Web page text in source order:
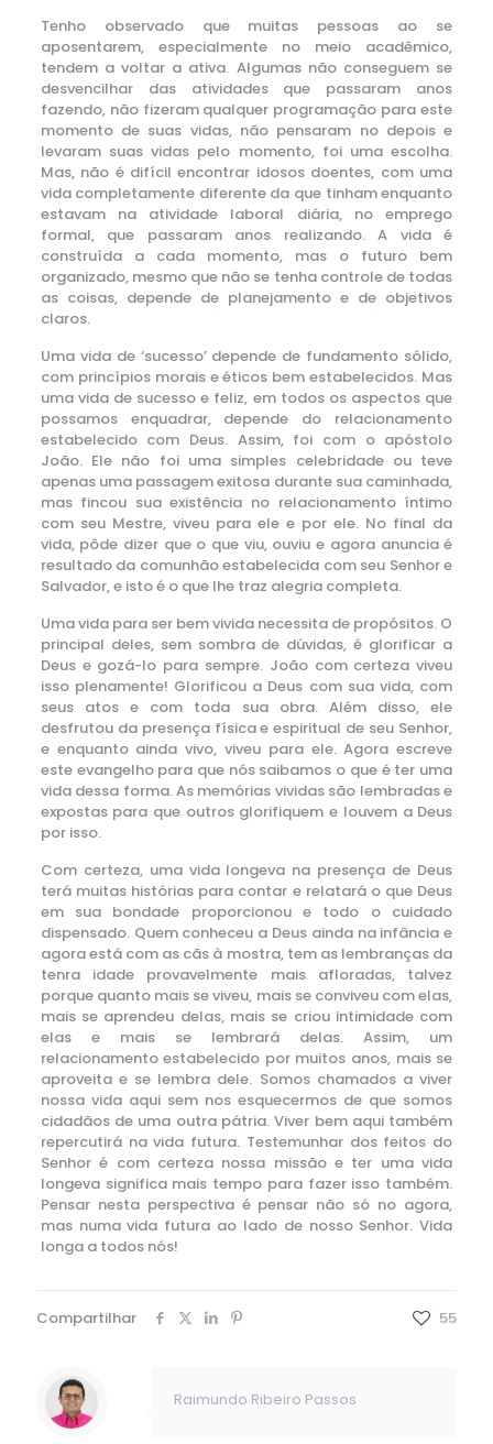
Tenho observado que muitas pessoas ao se
aposentarem, especialmente no meio acadêmico,
tendem a voltar a ativa. Algumas não conseguem se
desvencilhar das atividades que passaram anos
fazendo, não fizeram qualquer programação para este
momento de suas vidas, não pensaram no depois e
levaram suas vidas pelo momento, foi uma escolha.
Mas, não é difícil encontrar idosos doentes, com uma
vida completamente diferente da que tinham enquanto
estavam na atividade laboral diária, no emprego
formal, que passaram anos realizando. A vida é
construída a cada momento, mas o futuro bem
organizado, mesmo que não se tenha controle de todas
as coisas, depende de planejamento e de objetivos
claros.
Uma vida de ‘sucesso’ depende de fundamento sólido,
com princípios morais e éticos bem estabelecidos. Mas
uma vida de sucesso e feliz, em todos os aspectos que
possamos enquadrar, depende do relacionamento
estabelecido com Deus. Assim, foi com o apóstolo
João. Ele não foi uma simples celebridade ou teve
apenas uma passagem exitosa durante sua caminhada,
mas fincou sua existência no relacionamento íntimo
com seu Mestre, viveu para ele e por ele. No final da
vida, pôde dizer que o que viu, ouviu e agora anuncia é
resultado da comunhão estabelecida com seu Senhor e
Salvador, e isto é o que lhe traz alegria completa.
Uma vida para ser bem vivida necessita de propósitos. O
principal deles, sem sombra de dúvidas, é glorificar a
Deus e gozá-lo para sempre. João com certeza viveu
isso plenamente! Glorificou a Deus com sua vida, com
seus atos e com toda sua obra. Além disso, ele
desfrutou da presença física e espiritual de seu Senhor,
e enquanto ainda vivo, viveu para ele. Agora escreve
este evangelho para que nós saibamos o que é ter uma
vida dessa forma. As memórias vividas são lembradas e
expostas para que outros glorifiquem e louvem a Deus
por isso.
Com certeza, uma vida longeva na presença de Deus
terá muitas histórias para contar e relatará o que Deus
em sua bondade proporcionou e todo o cuidado
dispensado. Quem conheceu a Deus ainda na infância e
agora está com as cãs à mostra, tem as lembranças da
tenra idade provavelmente mais afloradas, talvez
porque quanto mais se viveu, mais se conviveu com elas,
mais se aprendeu delas, mais se criou intimidade com
elas e mais se lembrará delas. Assim, um
relacionamento estabelecido por muitos anos, mais se
aproveita e se lembra dele. Somos chamados a viver
nossa vida aqui sem nos esquecermos de que somos
cidadãos de uma outra pátria. Viver bem aqui também
repercutirá na vida futura. Testemunhar dos feitos do
Senhor é com certeza nossa missão e ter uma vida
longeva significa mais tempo para fazer isso também.
Pensar nesta perspectiva é pensar não só no agora,
mas numa vida futura ao lado de nosso Senhor. Vida
longa a todos nós!
Compartilhar 55
Raimundo Ribeiro Passos